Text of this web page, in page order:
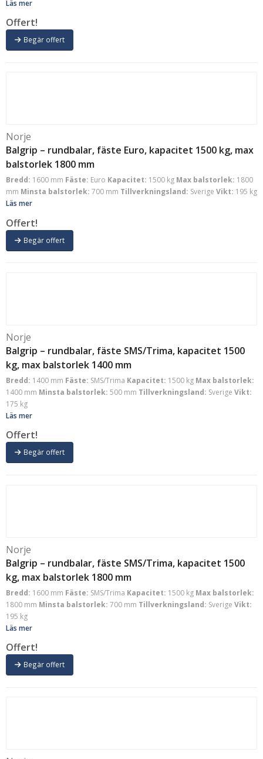
Läs mer
Offert!
Begär offert
Norje
Balgrip – rundbalar, fäste Euro, kapacitet 1500 kg, max
balstorlek 1800 mm
Bredd: 1600 mm Fäste: Euro Kapacitet: 1500 kg Max balstorlek: 1800
mm Minsta balstorlek: 700 mm Tillverkningsland: Sverige Vikt: 195 kg
Läs mer
Offert!
Begär offert
Norje
Balgrip – rundbalar, fäste SMS/Trima, kapacitet 1500
kg, max balstorlek 1400 mm
Bredd: 1400 mm Fäste: SMS/Trima Kapacitet: 1500 kg Max balstorlek:
1400 mm Minsta balstorlek: 500 mm Tillverkningsland: Sverige Vikt:
175 kg
Läs mer
Offert!
Begär offert
Norje
Balgrip – rundbalar, fäste SMS/Trima, kapacitet 1500
kg, max balstorlek 1800 mm
Bredd: 1600 mm Fäste: SMS/Trima Kapacitet: 1500 kg Max balstorlek:
1800 mm Minsta balstorlek: 700 mm Tillverkningsland: Sverige Vikt:
195 kg
Läs mer
Offert!
Begär offert